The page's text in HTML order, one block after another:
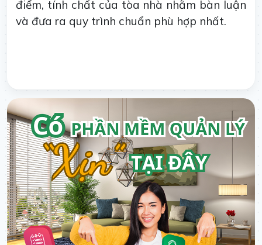
điểm, tính chất của tòa nhà nhằm bàn luận
và đưa ra quy trình chuẩn phù hợp nhất.